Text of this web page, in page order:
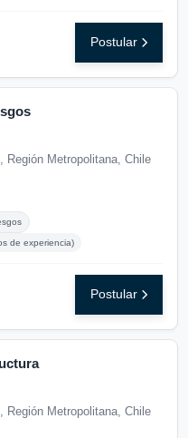
Postular
Región Metropolitana, Chile
de experiencia)
Postular
Región Metropolitana, Chile